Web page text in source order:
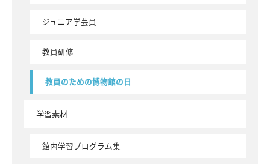
ジュニア学芸員
教員研修
教員のための博物館の日
学習素材
館内学習プログラム集